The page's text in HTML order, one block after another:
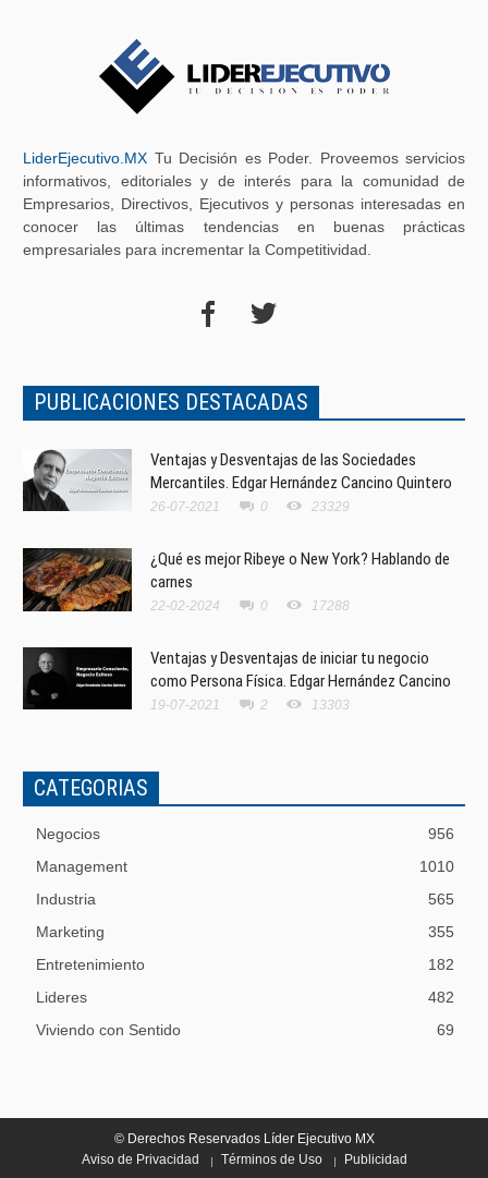
LiderEjecutivo.MX Tu Decisión es Poder. Proveemos servicios
informativos, editoriales y de interés para la comunidad de
Empresarios, Directivos, Ejecutivos y personas interesadas en
conocer las últimas tendencias en buenas prácticas
empresariales para incrementar la Competitividad.
PUBLICACIONES DESTACADAS
Ventajas y Desventajas de las Sociedades
Mercantiles. Edgar Hernández Cancino Quintero
26-07-2021 0 23329
¿Qué es mejor Ribeye o New York? Hablando de
carnes
22-02-2024 0 17288
Ventajas y Desventajas de iniciar tu negocio
como Persona Física. Edgar Hernández Cancino
19-07-2021 2 13303
CATEGORIAS
Negocios
956
Management
1010
Industria
565
Marketing
355
Entretenimiento
182
Lideres
482
Viviendo con Sentido
69
© Derechos Reservados Líder Ejecutivo MX
Aviso de Privacidad
Términos de Uso Publicidad